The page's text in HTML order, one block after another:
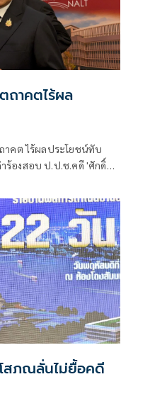
ถาคตไร้ผล
าคต ไร้ผลประโยชน์ทับ
ร้องสอบ ป.ป.ช.คดี 'ศักดิ์
โสภณลั่นไม่ยื้อคดี